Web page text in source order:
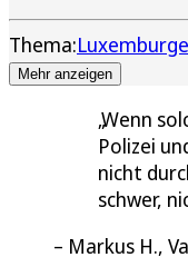
Thema:
Mehr anzeigen
Wenn
Polizei
nicht
schwer,
Markus H.,